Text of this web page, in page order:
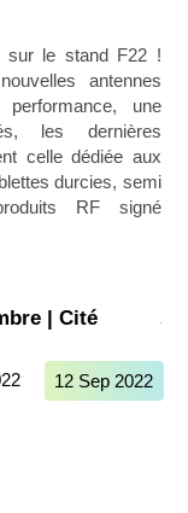
sur le stand F22 !
antennes
performance, une
les dernières
celle dédiée aux
durcies, semi
RF signé
| Cité
12 Sep 2022